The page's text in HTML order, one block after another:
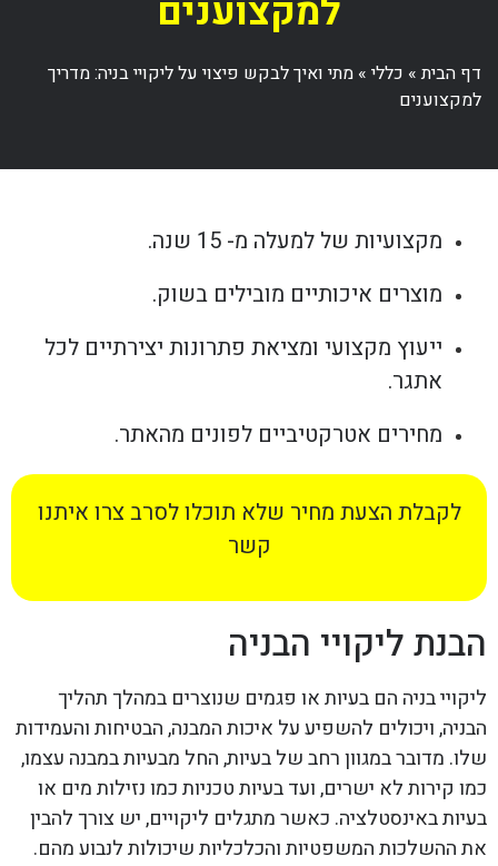
למקצוענים
דף הבית» כללי» מתי ואיך לבקש פיצוי על ליקויי בניה: מדריך
למקצוענים
מקצועיות של למעלה מ- 15 שנה.
מוצרים איכותיים מובילים בשוק.
ייעוץ מקצועי ומציאת פתרונות יצירתיים לכל
אתגר.
מחירים אטרקטיביים לפונים מהאתר.
לקבלת הצעת מחיר שלא תוכלו לסרב צרו איתנו
קשר
הבנת ליקויי הבניה
ליקויי בניה הם בעיות או פגמים שנוצרים במהלך תהליך
הבניה, ויכולים להשפיע על איכות המבנה, הבטיחות והעמידות
שלו. מדובר במגוון רחב של בעיות, החל מבעיות במבנה עצמו,
כמו קירות לא ישרים, ועד בעיות טכניות כמו נזילות מים או
בעיות באינסטלציה. כאשר מתגלים ליקויים, יש צורך להבין
את ההשלכות המשפטיות והכלכליות שיכולות לנבוע מהם.